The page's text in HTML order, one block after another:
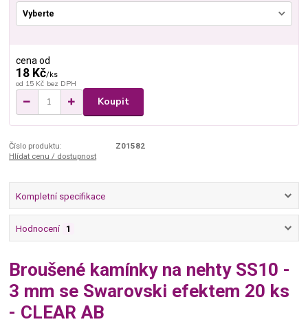
cena od
18 Kč/ks
od 15 Kč bez DPH
Koupit
Číslo produktu:
Z01582
Hlídat cenu / dostupnost
Kompletní specifikace
Hodnocení 1
Broušené kamínky na nehty SS10 -
3 mm se Swarovski efektem 20 ks
- CLEAR AB